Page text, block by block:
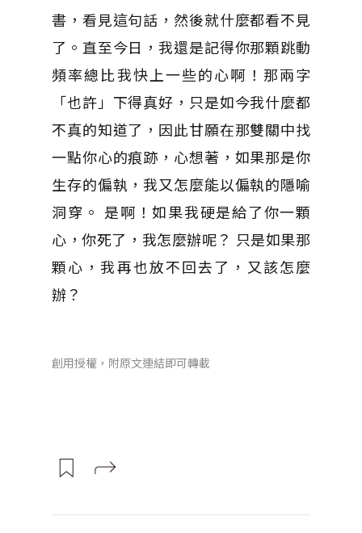
書，看見這句話，然後就什麼都看不見
了。直至今日，我還是記得你那顆跳動
頻率總比我快上一些的心啊！那兩字
「也許」下得真好，只是如今我什麼都
不真的知道了，因此甘願在那雙關中找
一點你心的痕跡，心想著，如果那是你
生存的偏執，我又怎麼能以偏執的隱喻
洞穿。 是啊！如果我硬是給了你一顆
心，你死了，我怎麼辦呢？ 只是如果那
顆心，我再也放不回去了，又該怎麼
辦？
創用授權，附原文連結即可轉載